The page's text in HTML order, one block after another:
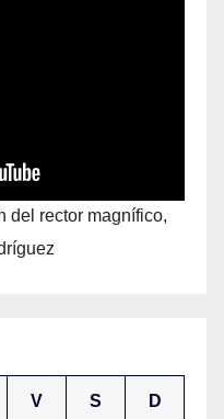
del rector magnífico,
V S D